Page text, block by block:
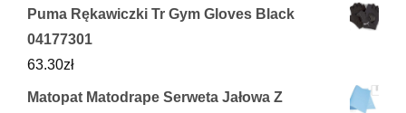
Puma Rękawiczki Tr Gym Gloves Black
04177301
63.30zł
Matopat Matodrape Serweta Jałowa Z